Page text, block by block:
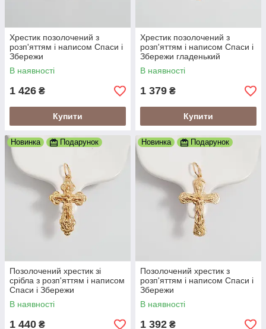
Хрестик позолочений з
розп'яттям і написом Спаси і
Збережи
В наявності
1 426 ₴
Купити
Хрестик позолочений з
розп'яттям і написом Спаси і
Збережи гладенький
В наявності
1 379 ₴
Купити
Новинка Подарунок
Позолочений хрестик зі
срібла з розп'яттям і написом
Спаси і Збережи
В наявності
1 440 ₴
Новинка Подарунок
Позолочений хрестик з
розп'яттям і написом Спаси і
Збережи
В наявності
1 392 ₴